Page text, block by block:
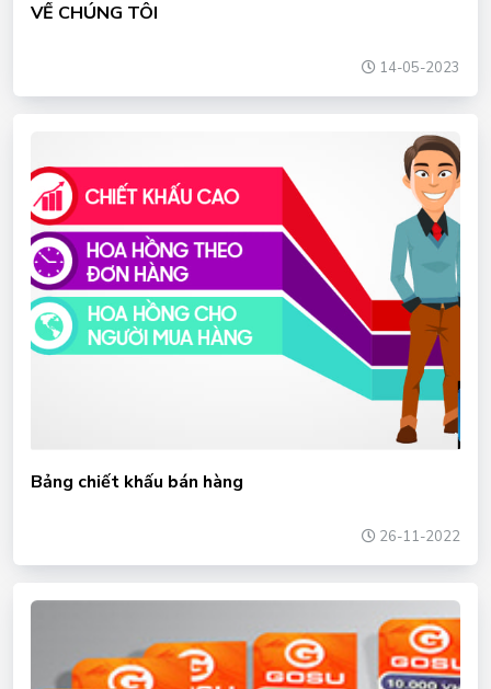
VỀ CHÚNG TÔI
14-05-2023
Bảng chiết khấu bán hàng
26-11-2022